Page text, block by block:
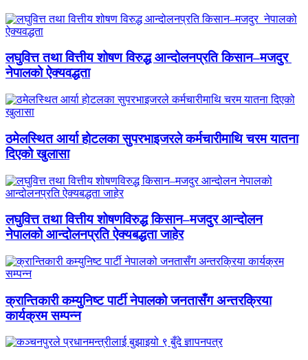
लघुवित्त तथा वित्तीय शोषण विरुद्ध आन्दोलनप्रति किसान–मजदुर
नेपालको ऐक्यवद्धता
ठमेलस्थित आर्या होटलका सुपरभाइजरले कर्मचारीमाथि चरम यातना
दिएको खुलासा
लघुवित्त तथा वित्तीय शोषणविरुद्ध किसान–मजदुर आन्दोलन
नेपालको आन्दोलनप्रति ऐक्यबद्धता जाहेर
क्रान्तिकारी कम्युनिष्ट पार्टी नेपालको जनतासँग अन्तरक्रिया
कार्यक्रम सम्पन्न